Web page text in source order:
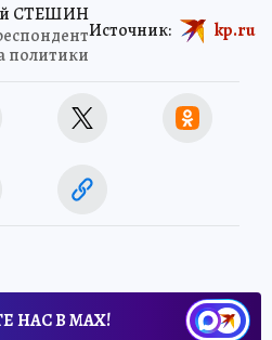
СТЕШИН
политики
Источник: kp.ru
НАС В МАХ!